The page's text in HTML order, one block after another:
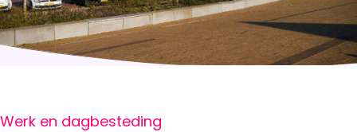
Werk en dagbesteding